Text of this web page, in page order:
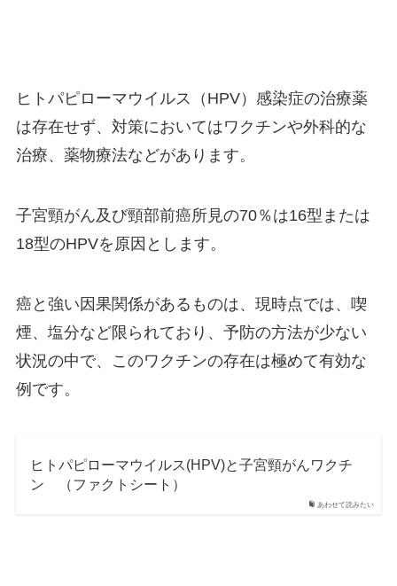
ヒトパピローマウイルス（HPV）感染症の治療薬
は存在せず、対策においてはワクチンや外科的な
治療、薬物療法などがあります。
子宮頸がん及び頸部前癌所見の70％は16型または
18型のHPVを原因とします。
癌と強い因果関係があるものは、現時点では、喫
煙、塩分など限られており、予防の方法が少ない
状況の中で、このワクチンの存在は極めて有効な
例です。
あわせて読みたい
ヒトパピローマウイルス(HPV)と子宮頸がんワクチ
ン （ファクトシート）